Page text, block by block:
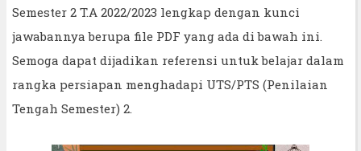
Semester 2 T.A 2022/2023 lengkap dengan kunci
jawabannya berupa file PDF yang ada di bawah ini.
Semoga dapat dijadikan referensi untuk belajar dalam
rangka persiapan menghadapi UTS/PTS (Penilaian
Tengah Semester) 2.